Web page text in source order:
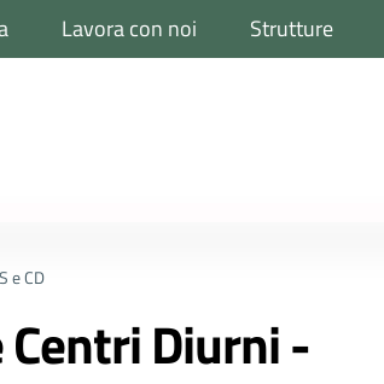
Lavora con noi Strutture
e CD
Centri Diurni -